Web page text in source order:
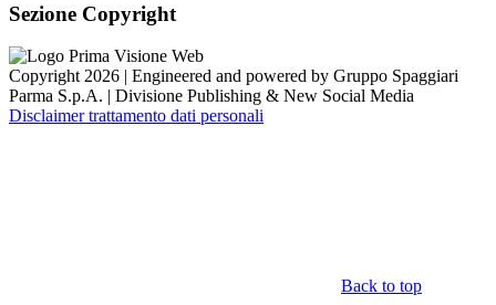
Sezione Copyright
Copyright 2026 | Engineered and powered by Gruppo Spaggiari
Parma S.p.A. | Divisione Publishing & New Social Media
Disclaimer trattamento dati personali
Back to top